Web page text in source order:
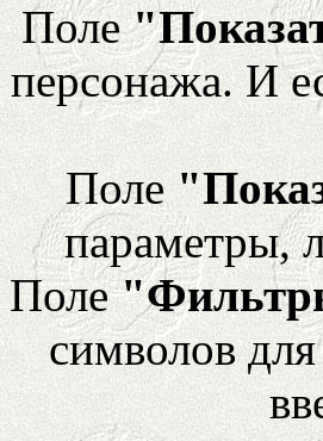
Поле
персонажа. И
Поле
параметры,
Поле
символов